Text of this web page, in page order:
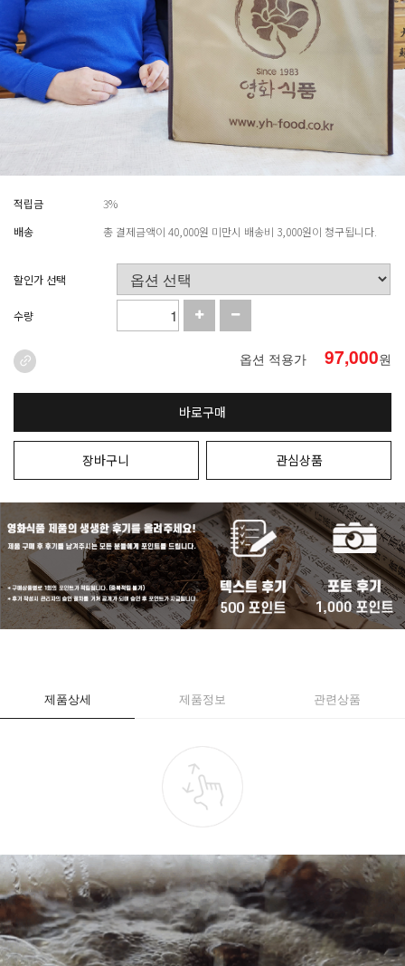
적립금
3%
배송
총 결제금액이 40,000원 미만시 배송비 3,000원이 청구됩니다.
할인가 선택
수량
옵션 적용가 97,000원
바로구매
장바구니 관심상품
제품상세 제품정보 관련상품